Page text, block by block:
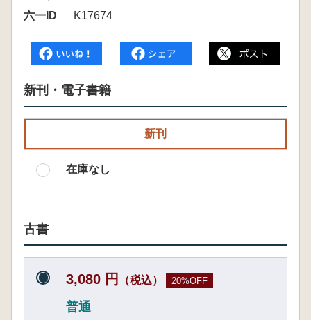
六一ID
K17674
新刊・電子書籍
新刊
在庫なし
古書
3,080 円 （税込） 20%OFF
普通